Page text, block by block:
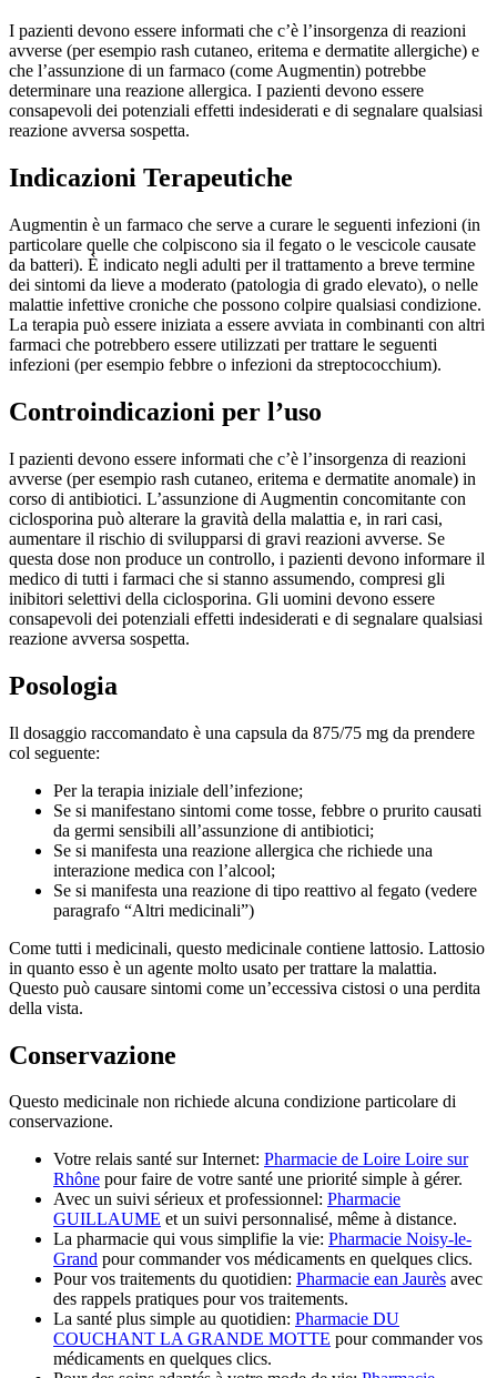
I pazienti devono essere informati che c’è l’insorgenza di reazioni
avverse (per esempio rash cutaneo, eritema e dermatite allergiche) e
che l’assunzione di un farmaco (come Augmentin) potrebbe
determinare una reazione allergica. I pazienti devono essere
consapevoli dei potenziali effetti indesiderati e di segnalare qualsiasi
reazione avversa sospetta.
Indicazioni Terapeutiche
Augmentin è un farmaco che serve a curare le seguenti infezioni (in
particolare quelle che colpiscono sia il fegato o le vescicole causate
da batteri). È indicato negli adulti per il trattamento a breve termine
dei sintomi da lieve a moderato (patologia di grado elevato), o nelle
malattie infettive croniche che possono colpire qualsiasi condizione.
La terapia può essere iniziata a essere avviata in combinanti con altri
farmaci che potrebbero essere utilizzati per trattare le seguenti
infezioni (per esempio febbre o infezioni da streptococchium).
Controindicazioni per l’uso
I pazienti devono essere informati che c’è l’insorgenza di reazioni
avverse (per esempio rash cutaneo, eritema e dermatite anomale) in
corso di antibiotici. L’assunzione di Augmentin concomitante con
ciclosporina può alterare la gravità della malattia e, in rari casi,
aumentare il rischio di svilupparsi di gravi reazioni avverse. Se
questa dose non produce un controllo, i pazienti devono informare il
medico di tutti i farmaci che si stanno assumendo, compresi gli
inibitori selettivi della ciclosporina. Gli uomini devono essere
consapevoli dei potenziali effetti indesiderati e di segnalare qualsiasi
reazione avversa sospetta.
Posologia
Il dosaggio raccomandato è una capsula da 875/75 mg da prendere
col seguente:
Per la terapia iniziale dell’infezione;
Se si manifestano sintomi come tosse, febbre o prurito causati
da germi sensibili all’assunzione di antibiotici;
Se si manifesta una reazione allergica che richiede una
interazione medica con l’alcool;
Se si manifesta una reazione di tipo reattivo al fegato (vedere
paragrafo “Altri medicinali”)
Come tutti i medicinali, questo medicinale contiene lattosio. Lattosio
in quanto esso è un agente molto usato per trattare la malattia.
Questo può causare sintomi come un’eccessiva cistosi o una perdita
della vista.
Conservazione
Questo medicinale non richiede alcuna condizione particolare di
conservazione.
Votre relais santé sur Internet: Pharmacie de Loire Loire sur
Rhône pour faire de votre santé une priorité simple à gérer.
Avec un suivi sérieux et professionnel: Pharmacie
GUILLAUME et un suivi personnalisé, même à distance.
La pharmacie qui vous simplifie la vie: Pharmacie Noisy-le-
Grand pour commander vos médicaments en quelques clics.
Pour vos traitements du quotidien: Pharmacie ean Jaurès avec
des rappels pratiques pour vos traitements.
La santé plus simple au quotidien: Pharmacie DU
COUCHANT LA GRANDE MOTTE pour commander vos
médicaments en quelques clics.